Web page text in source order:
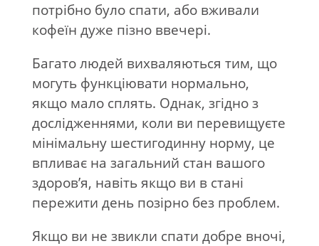
потрібно було спати, або вживали
кофеїн дуже пізно ввечері.
Багато людей вихваляються тим, що
могуть функціювати нормально,
якщо мало сплять. Однак, згідно з
дослідженнями, коли ви перевищуєте
мінімальну шестигодинну норму, це
впливає на загальний стан вашого
здоров’я, навіть якщо ви в стані
пережити день позірно без проблем.
Якщо ви не звикли спати добре вночі,